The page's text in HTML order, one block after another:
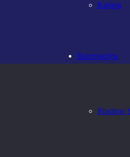
Karjera
Rezervacijos
Išradimų